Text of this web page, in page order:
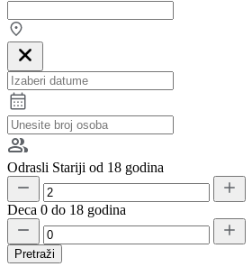
Odrasli Stariji od 18 godina
Deca 0 do 18 godina
Pretraži